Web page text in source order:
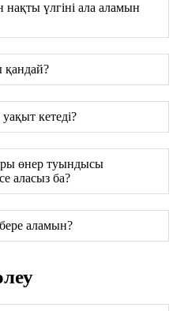
нақты үлгіні ала аламын
қандай?
кетеді?
өнер туындысы
аласыз ба?
аламын?